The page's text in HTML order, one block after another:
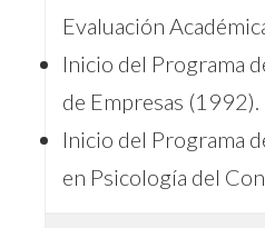
Evaluación
Inicio del Programa
de Empresas (1992).
Inicio del Programa
en Psicología del